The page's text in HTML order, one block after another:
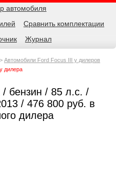
автомобиля
Сравнить комплектации
Журнал
Автомобили Ford Focus III у дилеров
дилера
/ бензин / 85 л.с. /
/ 476 800 руб. в
дилера